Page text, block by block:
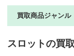
ガイド
買取商品ジャンル
スロットの買